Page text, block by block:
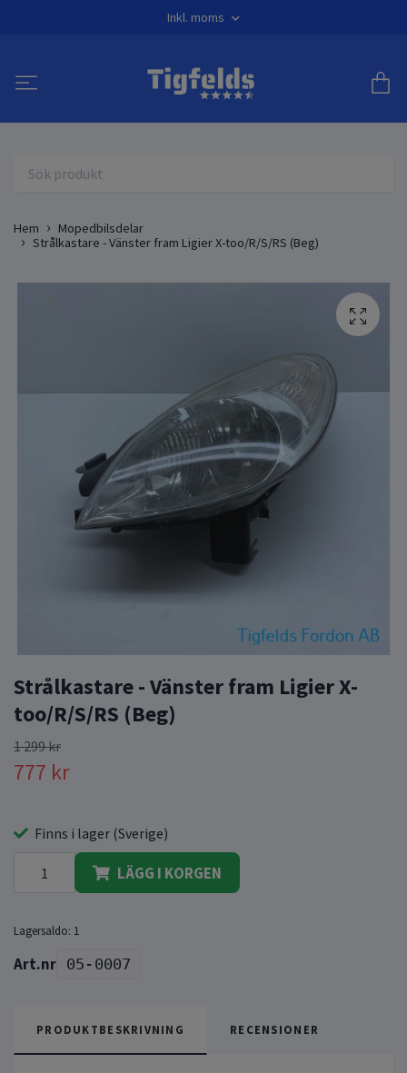
Inkl. moms
Hem
Mopedbilsdelar
Strålkastare - Vänster fram Ligier X-too/R/S/RS (Beg)
Strålkastare - Vänster fram Ligier X-
too/R/S/RS (Beg)
1 299 kr
777 kr
Finns i lager (Sverige)
LÄGG I KORGEN
Lagersaldo: 1
05-0007
PRODUKTBESKRIVNING RECENSIONER